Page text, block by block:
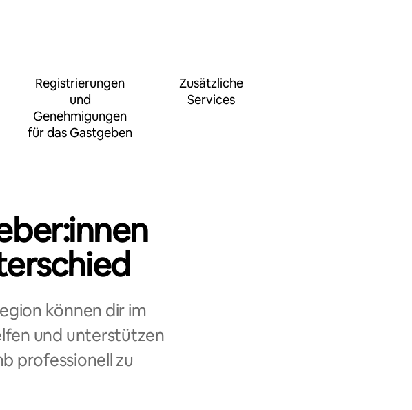
Registrierungen
und
Genehmigungen
für das Gastgeben
Zusätzliche
Services
können dir im
und unterstützen
professionell zu